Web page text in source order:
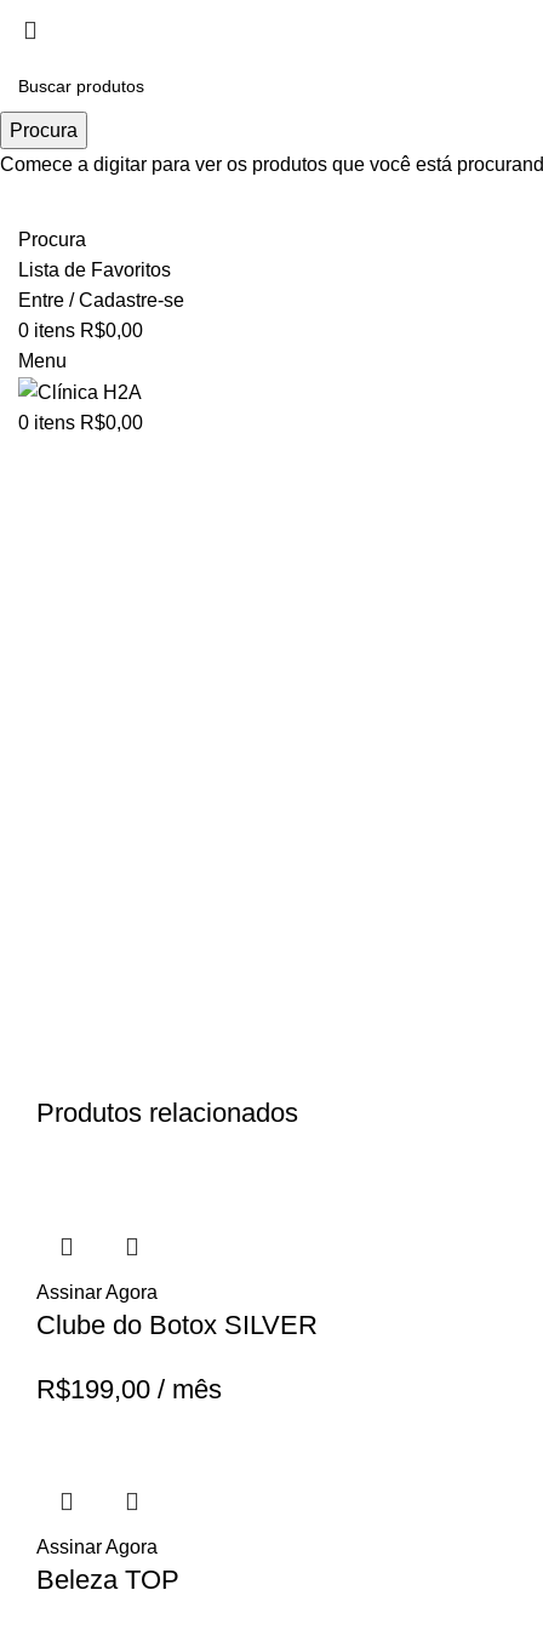
Trabalhe Conosco
Procura
Lista de Favoritos
Entre / Cadastre-se
0 itens R$0,00
Menu
0 itens R$0,00
Produtos relacionados
Assinar Agora
Clube do Botox SILVER
R$199,00 / mês
Assinar Agora
Beleza TOP
Procura
Comece a digitar para ver os produtos que você está